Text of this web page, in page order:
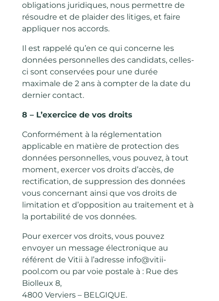
obligations juridiques, nous permettre de
résoudre et de plaider des litiges, et faire
appliquer nos accords.
Il est rappelé qu’en ce qui concerne les
données personnelles des candidats, celles-
ci sont conservées pour une durée
maximale de 2 ans à compter de la date du
dernier contact.
8 – L’exercice de vos droits
Conformément à la réglementation
applicable en matière de protection des
données personnelles, vous pouvez, à tout
moment, exercer vos droits d’accès, de
rectification, de suppression des données
vous concernant ainsi que vos droits de
limitation et d’opposition au traitement et à
la portabilité de vos données.
Pour exercer vos droits, vous pouvez
envoyer un message électronique au
référent de Vitii à l’adresse info@vitii-
pool.com ou par voie postale à : Rue des
Biolleux 8,
4800 Verviers – BELGIQUE.